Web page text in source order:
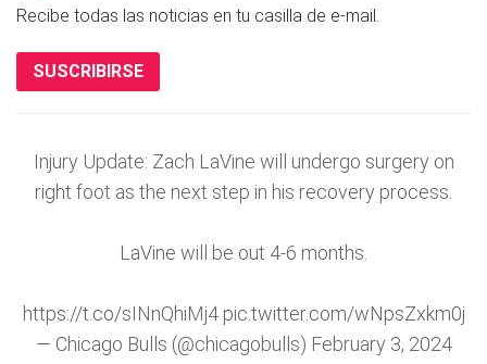
Recibe todas las noticias en tu casilla de e-mail.
SUSCRIBIRSE
Injury Update: Zach LaVine will undergo surgery on
right foot as the next step in his recovery process.
LaVine will be out 4-6 months.
https://t.co/sINnQhiMj4 pic.twitter.com/wNpsZxkm0j
— Chicago Bulls (@chicagobulls) February 3, 2024